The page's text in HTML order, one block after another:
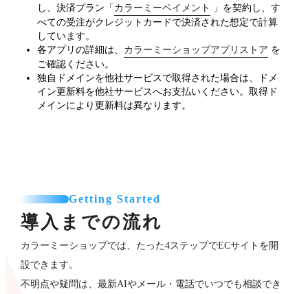
し、決済プラン「 カラーミーペイメント
」を契約し、す
べての受注がクレジットカードで決済された想定で計算
しています。
各アプリの詳細は、 カラーミーショップアプリストア を
ご確認ください。
独自ドメインを他社サービスで取得された場合は、ドメ
イン更新料を他社サービスへお支払いください。取得ド
メインにより更新料は異なります。
Getting Started
導入までの流れ
カラーミーショップでは、たった4ステップでECサイトを開
設できます。
不明点や疑問は、最新AIやメール・電話でいつでも相談でき